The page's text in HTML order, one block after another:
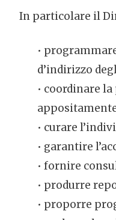
In particolare il
•
d’indirizzo
• coordinare
• curare
• garantire
• fornire
• produrre
• proporre